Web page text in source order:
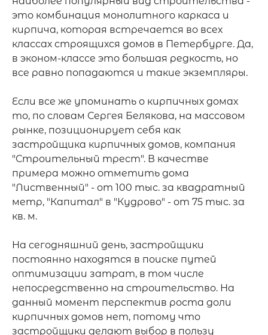
это комбинация монолитного каркаса и
кирпича, которая встречается во всех
классах строящихся домов в Петербурге. Да,
в эконом-классе это большая редкость, но
все равно попадаются и такие экземпляры.
Если все же упоминать о кирпичных домах
то, по словам Сергея Белякова, на массовом
рынке, позиционирует себя как
застройщика кирпичных домов, компания
"Строительный трест". В качестве
примера можно отметить дома
"Лиственный" - от 100 тыс. за квадратный
метр, "Капитал" в "Кудрово" - от 75 тыс. за
кв. м.
На сегодняшний день, застройщики
постоянно находятся в поиске путей
оптимизации затрат, в том числе
непосредственно на строительство. На
данный момент перспектив роста доли
кирпичных домов нет, потому что
застройщики делают выбор в пользу